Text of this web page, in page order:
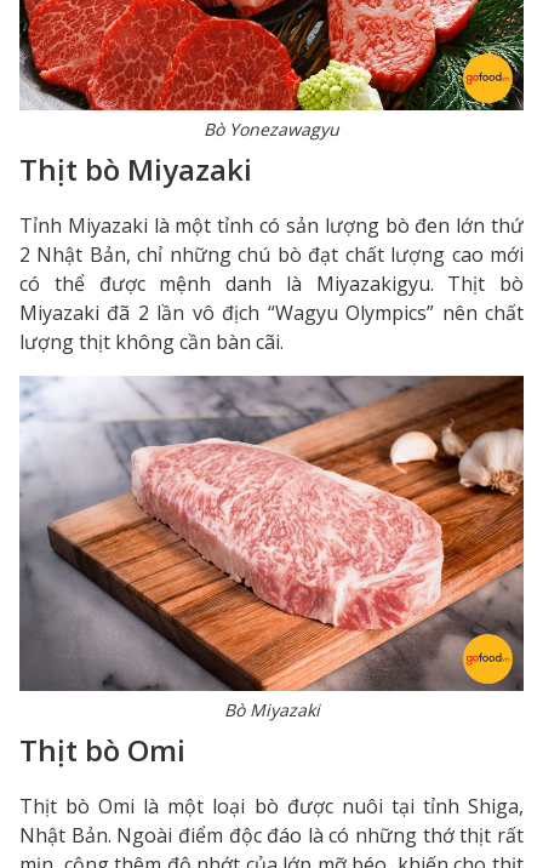
Bò Yonezawagyu
Thịt bò Miyazaki
Tỉnh Miyazaki là một tỉnh có sản lượng bò đen lớn thứ
2 Nhật Bản, chỉ những chú bò đạt chất lượng cao mới
có thể được mệnh danh là Miyazakigyu. Thịt bò
Miyazaki đã 2 lần vô địch “Wagyu Olympics” nên chất
lượng thịt không cần bàn cãi.
Bò Miyazaki
Thịt bò Omi
Thịt bò Omi là một loại bò được nuôi tại tỉnh Shiga,
Nhật Bản. Ngoài điểm độc đáo là có những thớ thịt rất